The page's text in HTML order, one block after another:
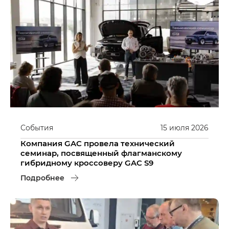
15 июля 2026
События
Компания GAC провела технический
семинар, посвященный флагманскому
гибридному кроссоверу GAC S9
Подробнее